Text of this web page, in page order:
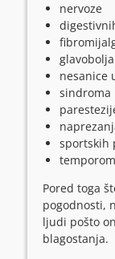
nervoze
glavobolja
nesanice
sindroma
sportskih
Pored toga
pogodnosti,
ljudi pošto
blagostanja.